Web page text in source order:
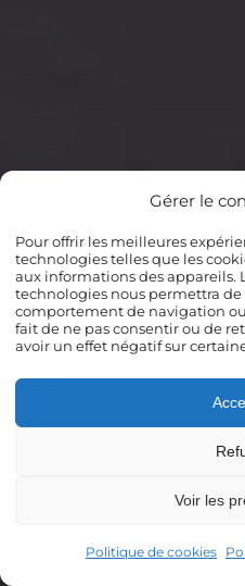
Gérer le
Pour offrir les meilleures
technologies telles que les
aux informations des appareils.
technologies nous permettra
comportement de navigation
fait de ne pas consentir ou de
avoir un effet négatif sur
Voir les
Politique de cookies